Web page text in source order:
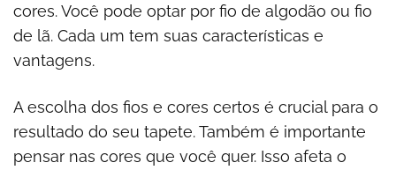
cores. Você pode optar por fio de algodão ou fio
de lã. Cada um tem suas características e
vantagens.
A escolha dos fios e cores certos é crucial para o
resultado do seu tapete. Também é importante
pensar nas cores que você quer. Isso afeta o